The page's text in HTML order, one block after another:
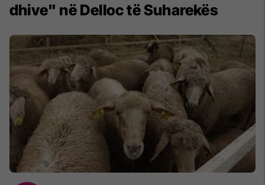
dhive" në Delloc të Suharekës